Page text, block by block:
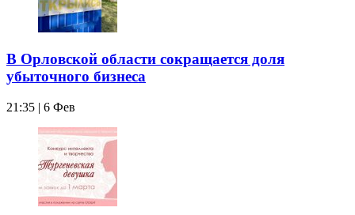
В Орловской области сокращается доля
убыточного бизнеса
21:35 | 6 Фев